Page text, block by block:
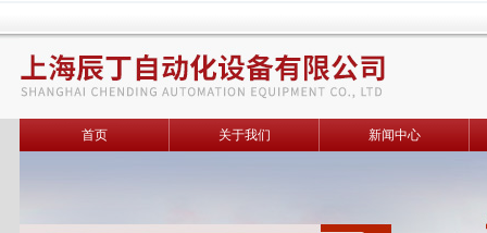
首页 关于我们 新闻中心